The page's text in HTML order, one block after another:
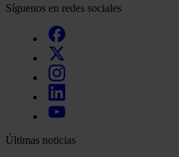
Síguenos en redes sociales
Últimas noticias